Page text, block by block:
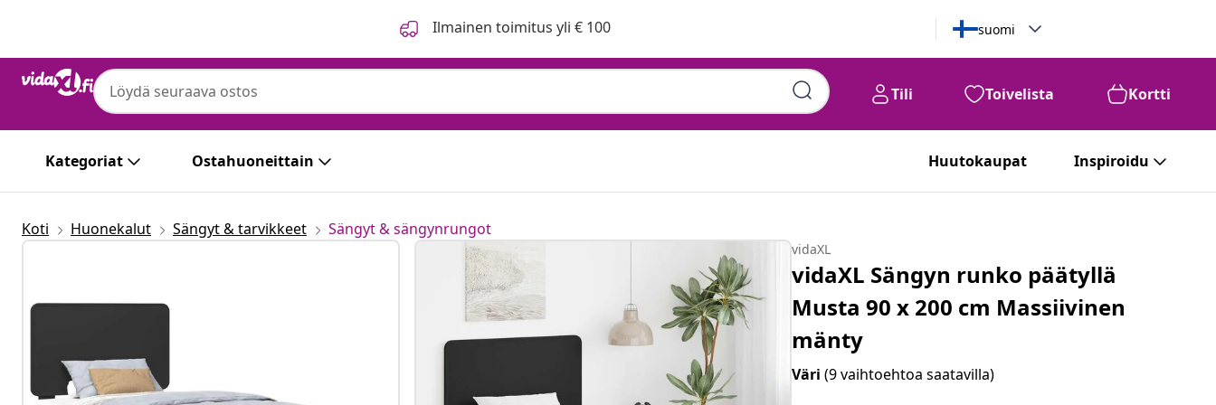
Ilmainen toimitus yli € 100 suomi
Tili Toivelista Kortti
Kategoriat Ostahuoneittain Huutokaupat Inspiroidu
Koti Huonekalut Sängyt & tarvikkeet Sängyt & sängynrungot
vidaXL
vidaXL Sängyn runko päätyllä
Musta 90 x 200 cm Massiivinen
mänty
Väri(9 vaihtoehtoa saatavilla)